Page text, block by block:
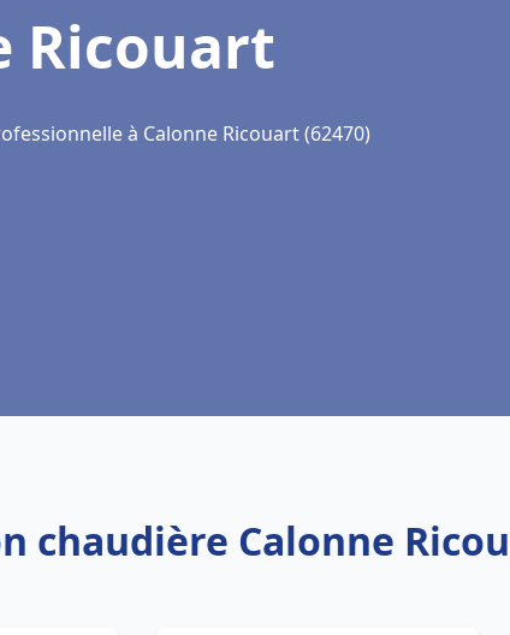
Ricouart
à Calonne Ricouart (62470)
chaudière Calonne